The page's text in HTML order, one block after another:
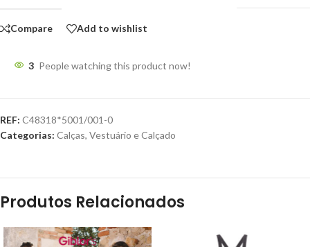
Compare Add to wishlist
3 People watching this product now!
REF: C48318*5001/001-0
Categorias: Calças, Vestuário e Calçado
Produtos Relacionados